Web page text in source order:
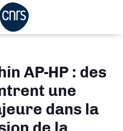
AP-HP : des
une
dans la